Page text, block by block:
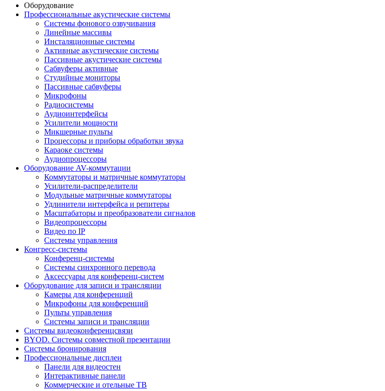
Оборудование
Профессиональные акустические системы
Системы фонового озвучивания
Линейные массивы
Инсталяционные системы
Активные акустические системы
Пассивные акустические системы
Сабвуферы активные
Студийные мониторы
Пассивные сабвуферы
Микрофоны
Радиосистемы
Аудиоинтерфейсы
Усилители мощности
Микшерные пульты
Процессоры и приборы обработки звука
Караоке системы
Аудиопроцессоры
Оборудование AV-коммутации
Коммутаторы и матричные коммутаторы
Усилители-распределители
Модульные матричные коммутаторы
Удлинители интерфейса и репитеры
Масштабаторы и преобразователи сигналов
Видеопроцессоры
Видео по IP
Системы управления
Конгресс-системы
Конференц-системы
Системы синхронного перевода
Аксессуары для конференц-систем
Оборудование для записи и трансляции
Камеры для конференций
Микрофоны для конференций
Пульты управления
Системы записи и трансляции
Системы видеоконференцсвязи
BYOD. Системы совместной презентации
Системы бронирования
Профессиональные дисплеи
Панели для видеостен
Интерактивные панели
Коммерческие и отельные ТВ